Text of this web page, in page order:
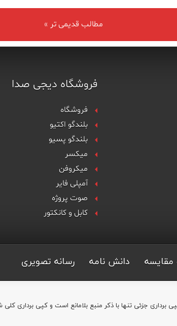
مطالب قدیمی تر »
فروشگاه دیجی صدا
فروشگاه
بلندگو اکتیو
بلندگو پسیو
میکسر
میکروفن
آمپلی فایر
صوت پروژه
کابل و کانکتور
مقایسه دانش نامه رسانه تصویری
جزئی تنها با ذکر منبع بلامانع است و کپی برداری